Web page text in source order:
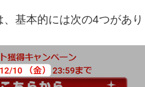
基本的には次の4つがあり